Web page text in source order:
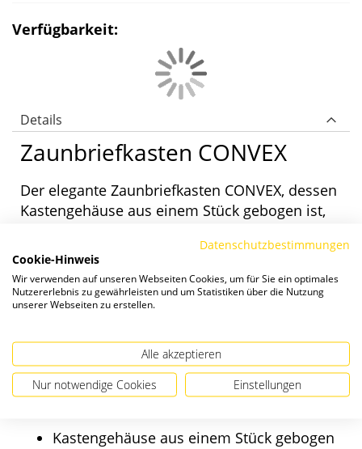
Verfügbarkeit:
Details
Zaunbriefkasten CONVEX
Der elegante Zaunbriefkasten CONVEX, dessen
Kastengehäuse aus einem Stück gebogen ist,
Regendach über einen Schrägeinwurf. Dieser
ermöglicht einen problemlosen Einwurf
dickerer Zeitungen und Zeitschriften. Der
Einwurf der Post erfolgt von vorne, die
Stahl oder Edelstahl V4A.
Kastengehäuse aus einem Stück gebogen
Datenschutzbestimmungen
Cookie-Hinweis
Wir verwenden auf unseren Webseiten Cookies, um für Sie ein optimales
Nutzererlebnis zu gewährleisten und um Statistiken über die Nutzung
unserer Webseiten zu erstellen.
Alle akzeptieren
Nur notwendige Cookies Einstellungen